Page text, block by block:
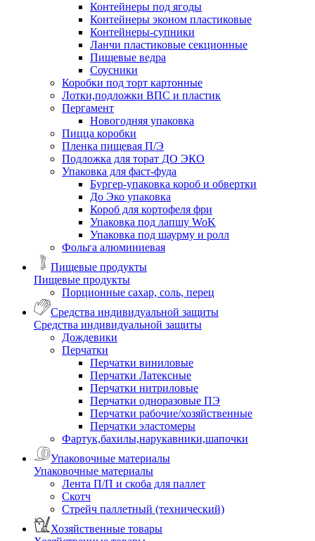
Контейнеры под ягоды
Контейнеры эконом пластиковые
Контейнеры-супники
Ланчи пластиковые секционные
Пищевые ведра
Соусники
Коробки под торт картонные
Лотки,подложки ВПС и пластик
Пергамент
Новогодняя упаковка
Пицца коробки
Пленка пищевая П/Э
Подложка для торат ДО ЭКО
Упаковка для фаст-фуда
Бургер-упаковка короб и обвертки
До Эко упаковка
Короб для кортофеля фри
Упаковка под лапшу WoK
Упаковка под шаурму и ролл
Фольга алюминиевая
Пищевые продукты
Пищевые продукты
Порционные сахар, соль, перец
Средства индивидуальной защиты
Средства индивидуальной защиты
Дождевики
Перчатки
Перчатки виниловые
Перчатки Латексные
Перчатки нитриловые
Перчатки одноразовые ПЭ
Перчатки рабочие/хозяйственные
Перчатки эластомеры
Фартук,бахилы,нарукавники,шапочки
Упаковочные материалы
Упаковочные материалы
Лента П/П и скоба для паллет
Скотч
Стрейч паллетный (технический)
Хозяйственные товары